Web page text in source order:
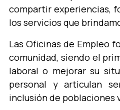
compartir experiencias,
los servicios que
Las Oficinas de Empleo
comunidad, siendo el
laboral o mejorar su
personal y articulan
inclusión de poblaciones